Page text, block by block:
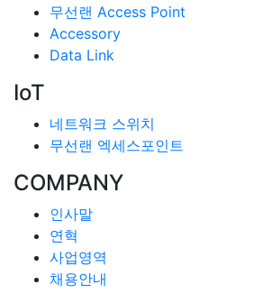
무선랜 Access Point
Accessory
Data Link
IoT
네트워크 스위치
무선랜 엑세스포인트
COMPANY
인사말
연혁
사업영역
채용안내